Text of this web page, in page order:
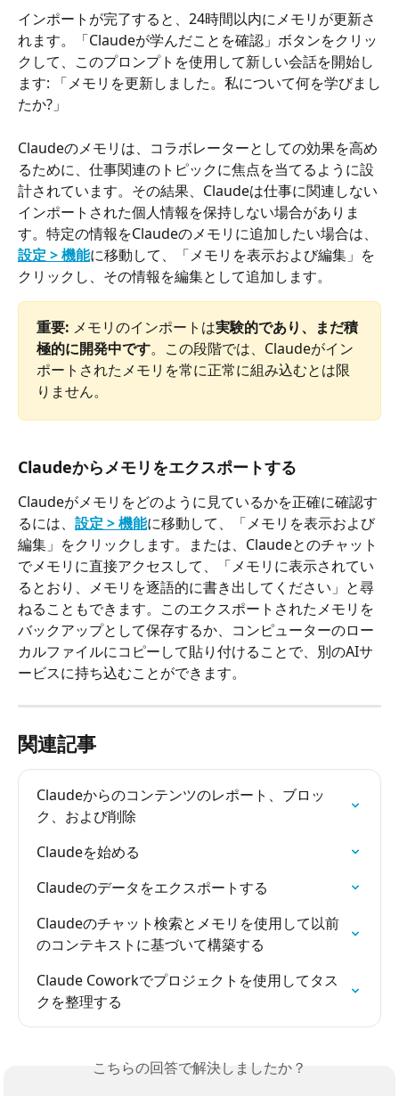
インポートが完了すると、24時間以内にメモリが更新さ
れます。「Claudeが学んだことを確認」ボタンをクリッ
クして、このプロンプトを使用して新しい会話を開始し
ます: 「メモリを更新しました。私について何を学びまし
たか?」
Claudeのメモリは、コラボレーターとしての効果を高め
るために、仕事関連のトピックに焦点を当てるように設
計されています。その結果、Claudeは仕事に関連しない
インポートされた個人情報を保持しない場合がありま
す。特定の情報をClaudeのメモリに追加したい場合は、
設定 > 機能に移動して、「メモリを表示および編集」を
クリックし、その情報を編集として追加します。
重要: メモリのインポートは実験的であり、まだ積
極的に開発中です。この段階では、 Claudeがイン
ポートされたメモリを常に正常に組み込むとは限
りません。
Claudeからメモリをエクスポートする
Claudeがメモリをどのように見ているかを正確に確認す
るには、 設定 > 機能に移動して、「メモリを表示および
編集」をクリックします。または、Claudeとのチャット
でメモリに直接アクセスして、「メモリに表示されてい
るとおり、メモリを逐語的に書き出してください」と尋
ねることもできます。このエクスポートされたメモリを
バックアップとして保存するか、コンピューターのロー
カルファイルにコピーして貼り付けることで、別のAIサ
ービスに持ち込むことができます。
関連記事
Claudeからのコンテンツのレポート、ブロッ
ク、および削除
Claudeを始める
Claudeのデータをエクスポートする
Claudeのチャット検索とメモリを使用して以前
のコンテキストに基づいて構築する
Claude Coworkでプロジェクトを使用してタス
クを整理する
こちらの回答で解決しましたか？